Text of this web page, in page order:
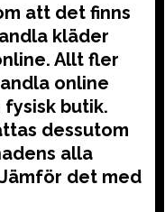
att det finns
kläder
Allt fler
online
butik.
dessutom
alla
det med